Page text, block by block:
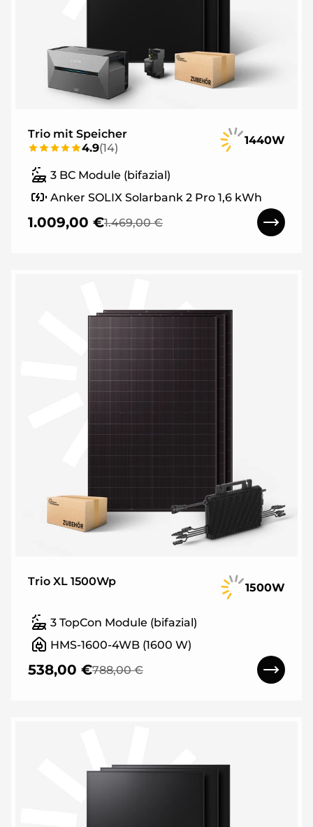
Trio mit Speicher
4.9(14)
1440W
3 BC Module (bifazial)
Anker SOLIX Solarbank 2 Pro 1,6 kWh
1.009,00 €1.469,00 €
Trio XL 1500Wp 1500W
3 TopCon Module (bifazial)
HMS-1600-4WB (1600 W)
538,00 €788,00 €